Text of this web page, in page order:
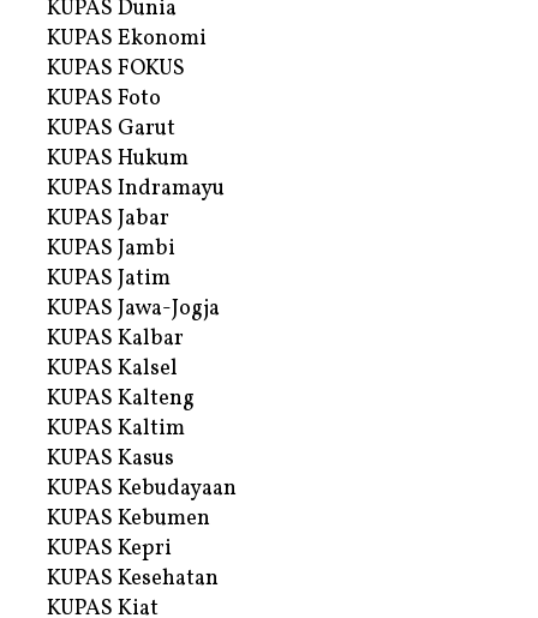
KUPAS Dunia
KUPAS Ekonomi
KUPAS FOKUS
KUPAS Foto
KUPAS Garut
KUPAS Hukum
KUPAS Indramayu
KUPAS Jabar
KUPAS Jambi
KUPAS Jatim
KUPAS Jawa-Jogja
KUPAS Kalbar
KUPAS Kalsel
KUPAS Kalteng
KUPAS Kaltim
KUPAS Kasus
KUPAS Kebudayaan
KUPAS Kebumen
KUPAS Kepri
KUPAS Kesehatan
KUPAS Kiat